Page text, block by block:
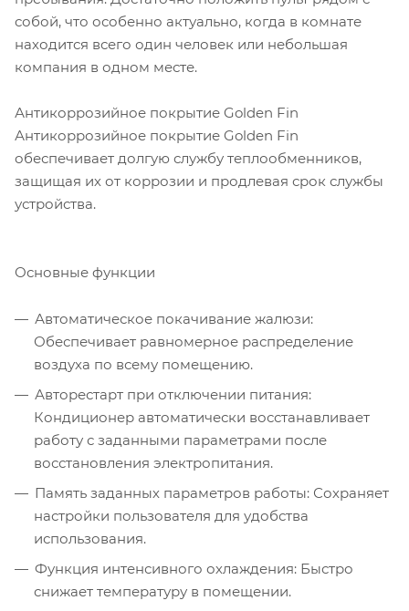
собой, что особенно актуально, когда в комнате
находится всего один человек или небольшая
компания в одном месте.
Антикоррозийное покрытие Golden Fin
Антикоррозийное покрытие Golden Fin
обеспечивает долгую службу теплообменников,
защищая их от коррозии и продлевая срок службы
устройства.
Основные функции
Автоматическое покачивание жалюзи:
Обеспечивает равномерное распределение
воздуха по всему помещению.
Авторестарт при отключении питания:
Кондиционер автоматически восстанавливает
работу с заданными параметрами после
восстановления электропитания.
Память заданных параметров работы: Сохраняет
настройки пользователя для удобства
использования.
Функция интенсивного охлаждения: Быстро
снижает температуру в помещении.